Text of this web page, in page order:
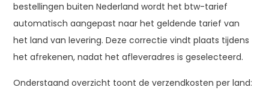
bestellingen buiten Nederland wordt het btw-tarief
automatisch aangepast naar het geldende tarief van
het land van levering. Deze correctie vindt plaats tijdens
het afrekenen, nadat het afleveradres is geselecteerd.
Onderstaand overzicht toont de verzendkosten per land: